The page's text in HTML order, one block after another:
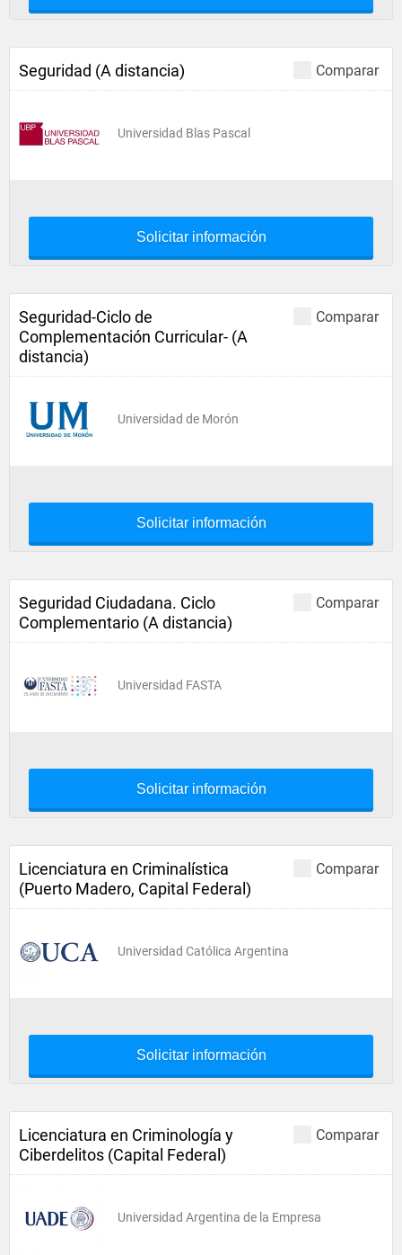
Comparar
Seguridad (A distancia)
Universidad Blas Pascal
Solicitar información
Comparar
Seguridad-Ciclo de
Complementación Curricular- (A
distancia)
Universidad de Morón
Solicitar información
Comparar
Seguridad Ciudadana. Ciclo
Complementario (A distancia)
Universidad FASTA
Solicitar información
Comparar
Licenciatura en Criminalística
(Puerto Madero, Capital Federal)
Universidad Católica Argentina
Solicitar información
Comparar
Licenciatura en Criminología y
Ciberdelitos (Capital Federal)
Universidad Argentina de la Empresa